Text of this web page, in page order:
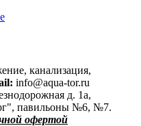
канализация,
info@aqua-tor.ru
д. 1а,
павильоны №6, №7.
офертой